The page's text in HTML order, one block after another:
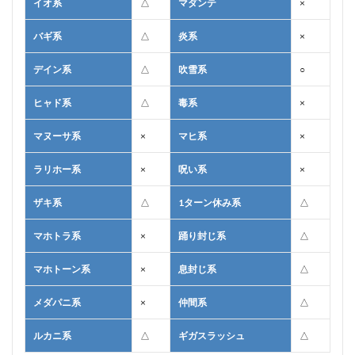
イオ系 △ マダンテ ×
バギ系 △ 炎系 ×
デイン系 △ 吹雪系 ○
ヒャド系 △ 毒系 ×
マヌーサ系 × マヒ系 ×
ラリホー系 × 呪い系 ×
ザキ系 △ 1ターン休み系 △
マホトラ系 × 踊り封じ系 △
マホトーン系 × 息封じ系 △
メダパニ系 × 仲間系 △
ルカニ系 △ ギガスラッシュ △